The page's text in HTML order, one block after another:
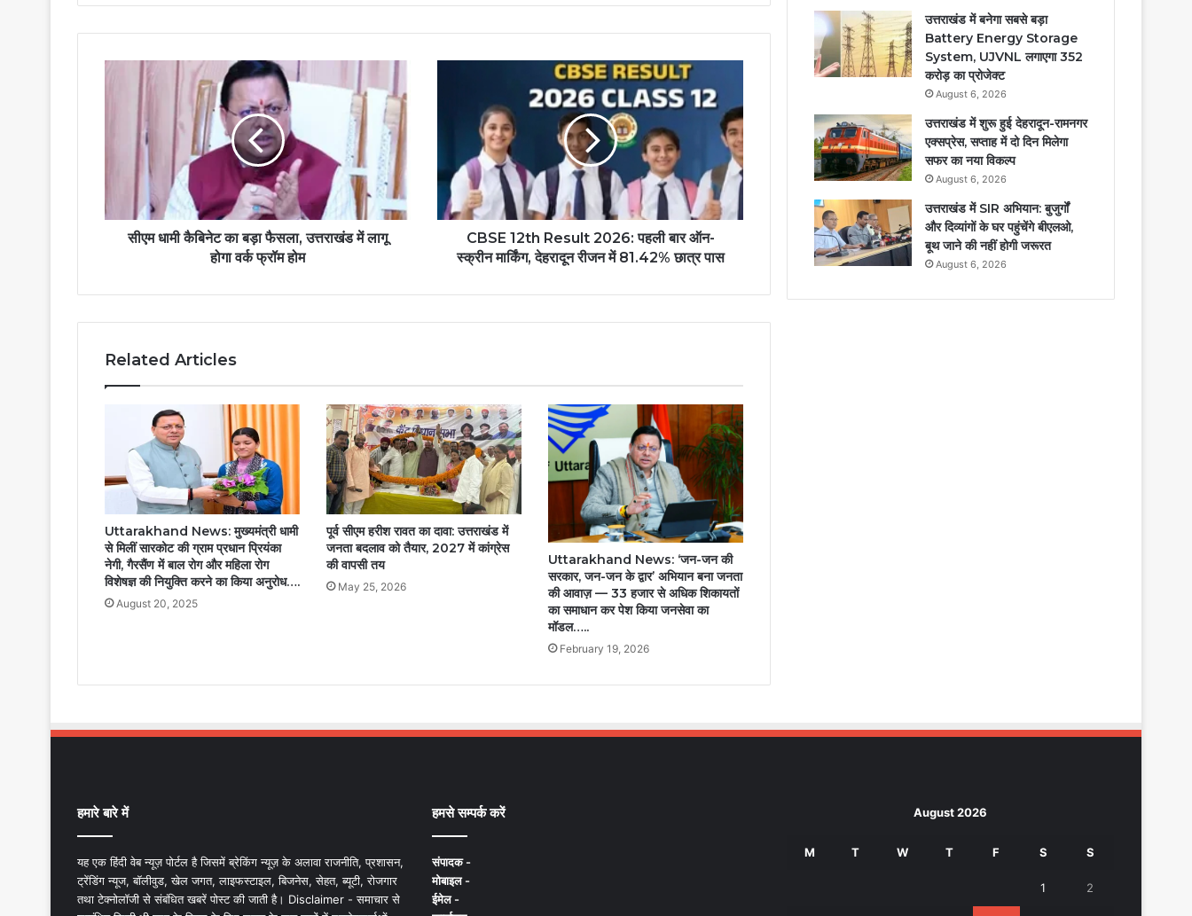
सीएम धामी कैबिनेट का बड़ा फैसला, उत्तराखंड में लागू
होगा वर्क फ्रॉम होम
CBSE 12th Result 2026: पहली बार ऑन-
स्क्रीन मार्किंग, देहरादून रीजन में 81.42% छात्र पास
Related Articles
Uttarakhand News: मुख्यमंत्री धामी
से मिलीं सारकोट की ग्राम प्रधान प्रियंका
नेगी, गैरसैंण में बाल रोग और महिला रोग
विशेषज्ञ की नियुक्ति करने का किया अनुरोध….
August 20, 2025
पूर्व सीएम हरीश रावत का दावा: उत्तराखंड में
जनता बदलाव को तैयार, 2027 में कांग्रेस
की वापसी तय
May 25, 2026
Uttarakhand News: ‘जन-जन की
सरकार, जन-जन के द्वार’ अभियान बना जनता
की आवाज़ — 33 हजार से अधिक शिकायतों
का समाधान कर पेश किया जनसेवा का
मॉडल…..
February 19, 2026
उत्तराखंड में बनेगा सबसे बड़ा
Battery Energy Storage
System, UJVNL लगाएगा 352
करोड़ का प्रोजेक्ट
August 6, 2026
उत्तराखंड में शुरू हुई देहरादून-रामनगर
एक्सप्रेस, सप्ताह में दो दिन मिलेगा
सफर का नया विकल्प
August 6, 2026
उत्तराखंड में SIR अभियान: बुजुर्गों
और दिव्यांगों के घर पहुंचेंगे बीएलओ,
बूथ जाने की नहीं होगी जरूरत
August 6, 2026
हमारे बारे में
यह एक हिंदी वेब न्यूज़ पोर्टल है जिसमें ब्रेकिंग न्यूज़ के अलावा राजनीति, प्रशासन,
ट्रेंडिंग न्यूज, बॉलीवुड, खेल जगत, लाइफस्टाइल, बिजनेस, सेहत, ब्यूटी, रोजगार
तथा टेक्नोलॉजी से संबंधित खबरें पोस्ट की जाती है। Disclaimer - समाचार से
हमसे सम्पर्क करें
संपादक -
मोबाइल -
ईमेल -
August 2026
M T W T F S S
1 2